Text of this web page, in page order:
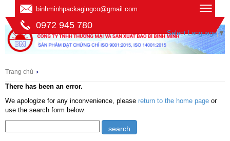
binhminhpackagingco@gmail.com
0972 945 780
Select Language ▼
Trang chủ
There has been an error.
We apologize for any inconvenience, please return to the home page or
use the search form below.